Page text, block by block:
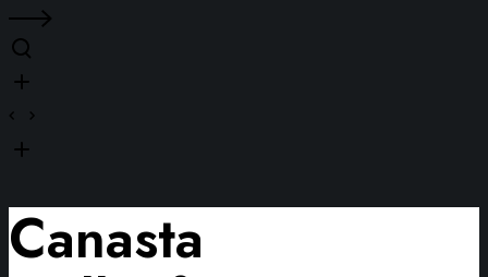
Canasta